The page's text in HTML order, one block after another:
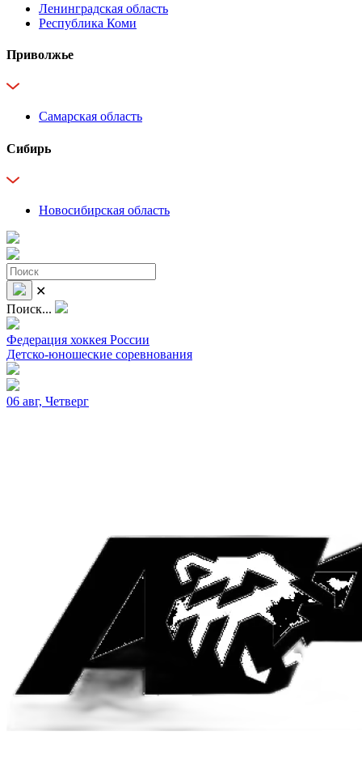
Ленинградская область
Республика Коми
Приволжье
Самарская область
Сибирь
Новосибирская область
✕
Поиск...
Федерация хоккея России
Детско-юношеские соревнования
06 авг, Четверг